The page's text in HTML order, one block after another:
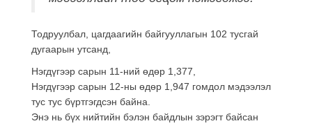
Тодруулбал, цагдаагийн байгууллагын 102 тусгай
дугаарын утсанд,
Нэгдүгээр сарын 11-ний өдөр 1,377,
Нэгдүгээр сарын 12-ны өдөр 1,947 гомдол мэдээлэл
тус тус бүртгэгдсэн байна.
Энэ нь бүх нийтийн бэлэн байдлын зэрэгт байсан